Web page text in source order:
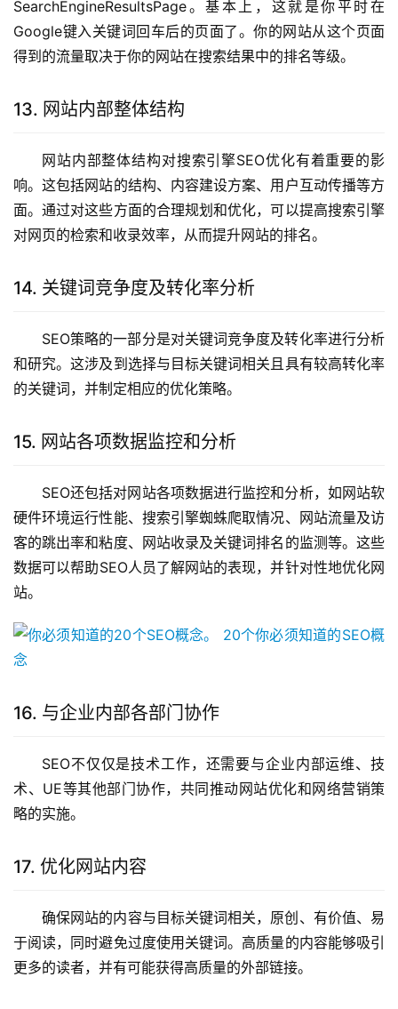
SearchEngineResultsPage。基本上，这就是你平时在
Google键入关键词回车后的页面了。你的网站从这个页面
得到的流量取决于你的网站在搜索结果中的排名等级。
13. 网站内部整体结构
网站内部整体结构对搜索引擎SEO优化有着重要的影
响。这包括网站的结构、内容建设方案、用户互动传播等方
面。通过对这些方面的合理规划和优化，可以提高搜索引擎
对网页的检索和收录效率，从而提升网站的排名。
14. 关键词竞争度及转化率分析
SEO策略的一部分是对关键词竞争度及转化率进行分析
和研究。这涉及到选择与目标关键词相关且具有较高转化率
的关键词，并制定相应的优化策略。
15. 网站各项数据监控和分析
SEO还包括对网站各项数据进行监控和分析，如网站软
硬件环境运行性能、搜索引擎蜘蛛爬取情况、网站流量及访
客的跳出率和粘度、网站收录及关键词排名的监测等。这些
数据可以帮助SEO人员了解网站的表现，并针对性地优化网
站。
16. 与企业内部各部门协作
SEO不仅仅是技术工作，还需要与企业内部运维、技
术、UE等其他部门协作，共同推动网站优化和网络营销策
略的实施。
17. 优化网站内容
确保网站的内容与目标关键词相关，原创、有价值、易
于阅读，同时避免过度使用关键词。高质量的内容能够吸引
更多的读者，并有可能获得高质量的外部链接。